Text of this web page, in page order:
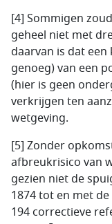
[4] Sommigen
geheel niet met
daarvan is dat een
genoeg) van een
(hier is geen
verkrijgen ten
wetgeving.
[5] Zonder
afbreukrisico van
gezien niet de
1874 tot en met
194 correctieve